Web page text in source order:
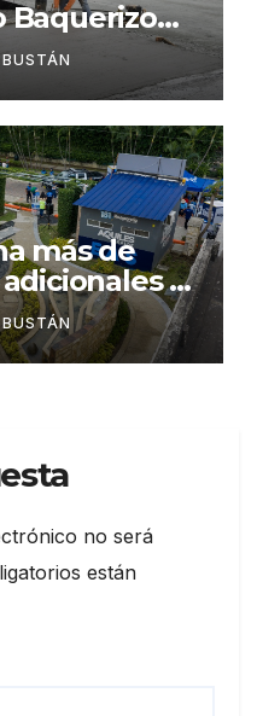
Baquerizo
de la
más de
a
fortalecer la
no será
están